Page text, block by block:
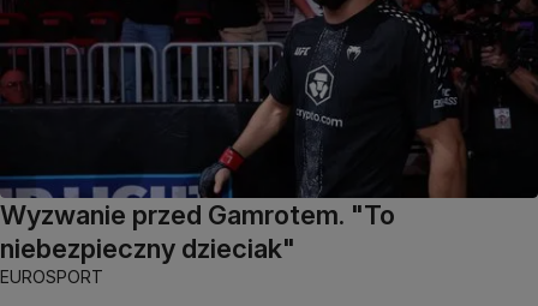
Wyzwanie przed Gamrotem. "To
niebezpieczny dzieciak"
EUROSPORT